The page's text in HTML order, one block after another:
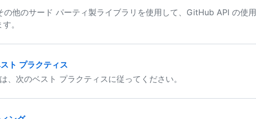
他のサード パーティ製ライブラリを使用して、GitHub API の使用
。
ト プラクティス
、次のベスト プラクティスに従ってください。